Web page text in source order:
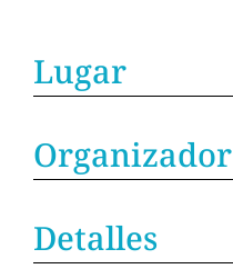
Lugar
Organizador
Detalles